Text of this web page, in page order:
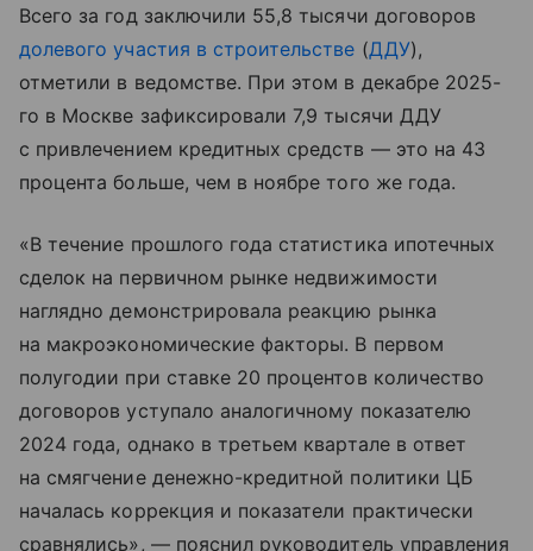
Всего за год заключили 55,8 тысячи договоров
долевого участия в строительстве (ДДУ),
отметили в ведомстве. При этом в декабре 2025-
го в Москве зафиксировали 7,9 тысячи ДДУ
с привлечением кредитных средств — это на 43
процента больше, чем в ноябре того же года.
«В течение прошлого года статистика ипотечных
сделок на первичном рынке недвижимости
наглядно демонстрировала реакцию рынка
на макроэкономические факторы. В первом
полугодии при ставке 20 процентов количество
договоров уступало аналогичному показателю
2024 года, однако в третьем квартале в ответ
на смягчение денежно-кредитной политики ЦБ
началась коррекция и показатели практически
сравнялись», — пояснил руководитель управления